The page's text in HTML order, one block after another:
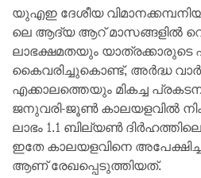
യുഎഇ ദേശീയ
ലെ ആദ്യ ആറ് മാസങ്ങളിൽ
ലാഭക്ഷമതയും
കൈവരിച്ചുകൊണ്ട്, അർദ്ധ
എക്കാലത്തെയും മികച്ച
ജനുവരി-ജൂൺ കാലയളവിൽ
ലാഭം 1.1 ബില്യൺ
ഇതേ കാലയളവിനെ
ആണ് രേഖപ്പെടുത്തിയത്.